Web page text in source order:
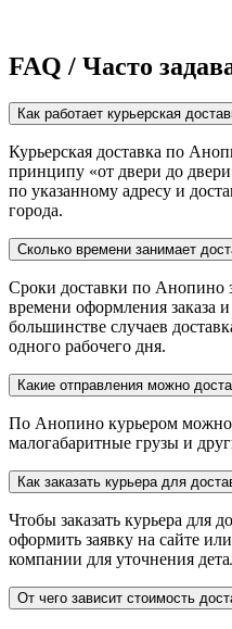
FAQ / Часто
Как работает курьерская
Курьерская доставка по
принципу «от двери до
по указанному адресу и
города.
Сколько времени занимает
Сроки доставки по Анопино
времени оформления заказа
большинстве случаев
одного рабочего дня.
Какие отправления можно
По Анопино курьером можно
малогабаритные грузы и
Как заказать курьера для
Чтобы заказать курьера для
оформить заявку на сайте
компании для уточнения
От чего зависит стоимость